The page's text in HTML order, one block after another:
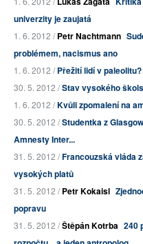
univerzity je zaujatá
1. 6. 2012 /Petr Nachtmann
problémem, nacismus ano
1. 6. 2012 /Přežití lidí v
30. 5. 2012 /Stav vysokého
1. 6. 2012 /Kvůli zpomalení na
30. 5. 2012 /Studentka z
Amnesty Inter...
31. 5. 2012 /Francouzská vláda
vysokých platů
31. 5. 2012 /Petr Kokaisl
popravu
31. 5. 2012 /Štěpán Kotrba 240